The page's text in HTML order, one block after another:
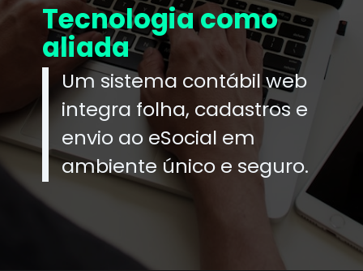
Tecnologia como
aliada
Um sistema contábil web
integra folha, cadastros e
envio ao eSocial em
ambiente único e seguro.